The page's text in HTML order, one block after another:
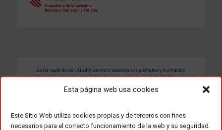
Esta página web usa cookies
Este Sitio Web utiliza cookies propias y de terceros con fines
necesarios para el correcto funcionamiento de la web y su seguridad.